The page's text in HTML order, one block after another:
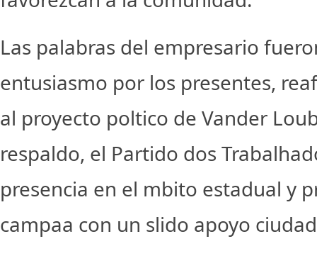
Las palabras del empresario
entusiasmo por los presentes,
al proyecto poltico de Vander
respaldo, el Partido dos
presencia en el mbito estadual y
campaa con un slido apoyo